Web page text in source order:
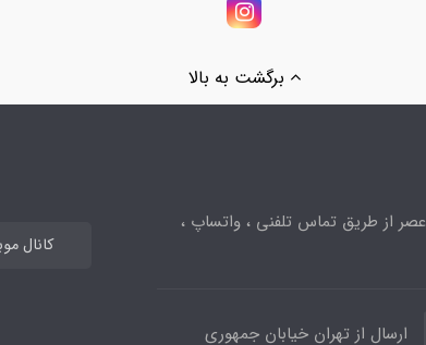
برگشت به بالا
ساعت پاسخگویی از 10صبح تا 6 عصر از طریق تماس تلفنی ، واتساپ ،
ارسال از تهران خیابان جمهوری
کانال